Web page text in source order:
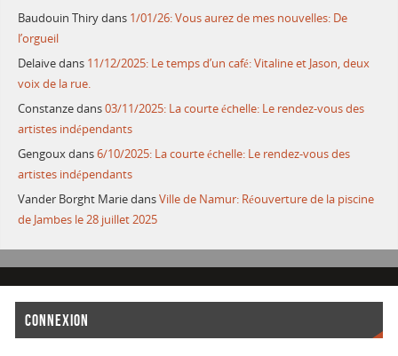
Baudouin Thirydans 1/01/26: Vous aurez de mes nouvelles: De
l’orgueil
Delaivedans 11/12/2025: Le temps d’un café: Vitaline et Jason, deux
voix de la rue.
Constanzedans03/11/2025: La courte échelle: Le rendez-vous des
artistes indépendants
Gengouxdans6/10/2025: La courte échelle: Le rendez-vous des
artistes indépendants
Vander Borght MariedansVille de Namur: Réouverture de la piscine
de Jambes le 28 juillet 2025
CONNEXION